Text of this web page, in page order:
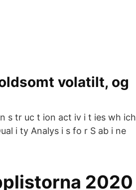
volatilt, og
s tr uc t ion act iv i t ies wh ich
i ty Analys i s fo r S ab i ne
2020